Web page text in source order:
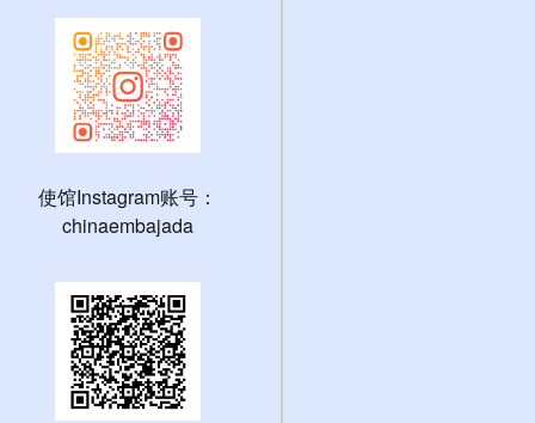
使馆Instagram账号：
chinaembajada